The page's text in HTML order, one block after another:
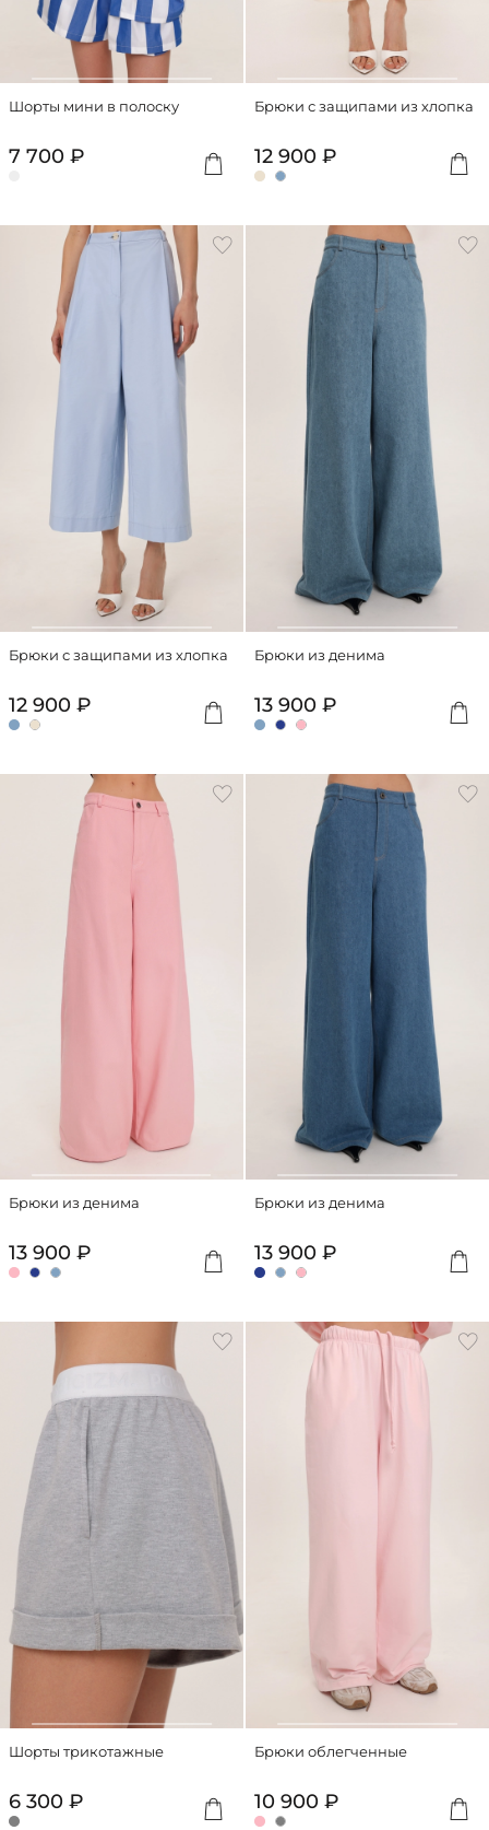
Шорты мини в полоску
7 700 ₽
Брюки с защипами из хлопка
12 900 ₽
Брюки с защипами из хлопка
12 900 ₽
Брюки из денима
13 900 ₽
Брюки из денима
13 900 ₽
Брюки из денима
13 900 ₽
Шорты трикотажные
6 300 ₽
Брюки облегченные
10 900 ₽